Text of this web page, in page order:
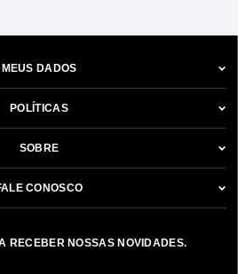
MEUS DADOS
POLÍTICAS
SOBRE
CONOSCO
RECEBER NOSSAS NOVIDADES.